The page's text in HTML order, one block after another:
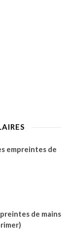
empreintes de
de mains